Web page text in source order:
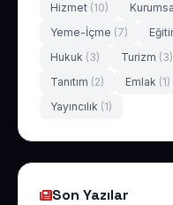
Hizmet (10)
Yeme-İçme (7)
Hukuk (3) Turizm (3)
Tanıtım (2) Emlak (1)
Yayıncılık (1)
Son Yazılar